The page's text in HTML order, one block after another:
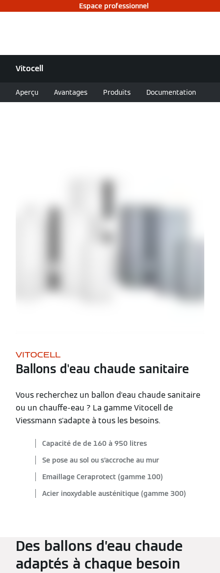
Espace professionnel
Vitocell
Aperçu Avantages Produits Documentation
VITOCELL
Ballons d'eau chaude sanitaire
Vous recherchez un ballon d'eau chaude sanitaire
ou un chauffe-eau ? La gamme Vitocell de
Viessmann s'adapte à tous les besoins.
Capacité de de 160 à 950 litres
Se pose au sol ou s’accroche au mur
Emaillage Ceraprotect (gamme 100)
Acier inoxydable austénitique (gamme 300)
Des ballons d’eau chaude
adaptés à chaque besoin